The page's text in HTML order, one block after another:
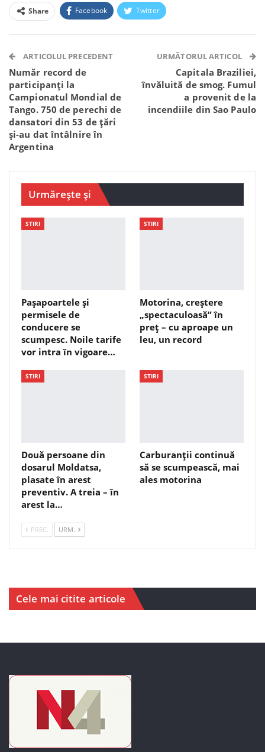
Share Facebook Twitter
Telegram WhatsApp Viber
ARTICOLUL PRECEDENT
Număr record de
participanți la
Campionatul Mondial de
Tango. 750 de perechi de
dansatori din 53 de țări
și-au dat întâlnire în
Argentina
URMĂTORUL ARTICOL
Capitala Braziliei,
învăluită de smog. Fumul
a provenit de la
incendiile din Sao Paulo
Urmărește și
STIRI
Pașapoartele și
permisele de
conducere se
scumpesc. Noile tarife
vor intra în vigoare…
STIRI
Motorina, creștere
„spectaculoasă” în
preț – cu aproape un
leu, un record
STIRI
Două persoane din
dosarul Moldatsa,
plasate în arest
preventiv. A treia – în
arest la…
STIRI
Carburanții continuă
să se scumpească, mai
ales motorina
PREC. URM.
Cele mai citite articole